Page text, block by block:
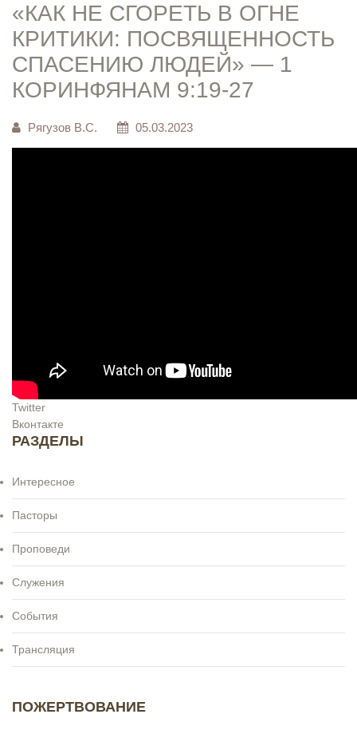
«КАК НЕ СГОРЕТЬ В ОГНЕ
КРИТИКИ: ПОСВЯЩЕННОСТЬ
СПАСЕНИЮ ЛЮДЕЙ» — 1
КОРИНФЯНАМ 9:19-27
Рягузов В.С. 05.03.2023
Twitter
Вконтакте
РАЗДЕЛЫ
Интересное
Пасторы
Проповеди
Служения
События
Трансляция
ПОЖЕРТВОВАНИЕ